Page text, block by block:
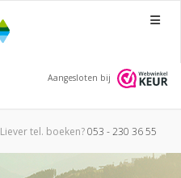
Menu
Aangesloten bij
Liever tel. boeken?053 - 230 36 55